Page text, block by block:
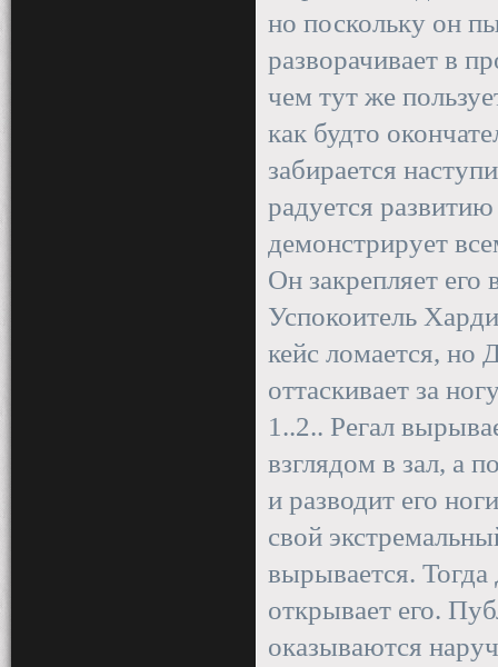
но поскольку он
разворачивает в
чем тут же
как будто
забирается
радуется
демонстрирует
Он закрепляет его
Успокоитель
кейс ломается, но
оттаскивает за
1..2.. Регал
взглядом в зал, а
и разводит его
свой
вырывается.
открывает его.
оказываются